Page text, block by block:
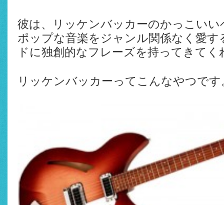
彼は、リッケンバッカーのかっこい
ポップな音楽をジャンル関係なく愛
ドに独創的なフレーズを持ってきてく
リッケンバッカーってこんなやつです